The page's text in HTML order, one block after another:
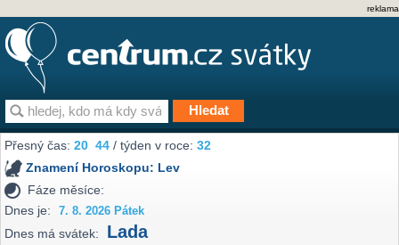
reklama
Přesný čas:20 44 / týden v roce:32
Znamení Horoskopu: Lev
Fáze měsíce:
Dnes je:
7. 8. 2026 Pátek
Dnes má svátek: Lada